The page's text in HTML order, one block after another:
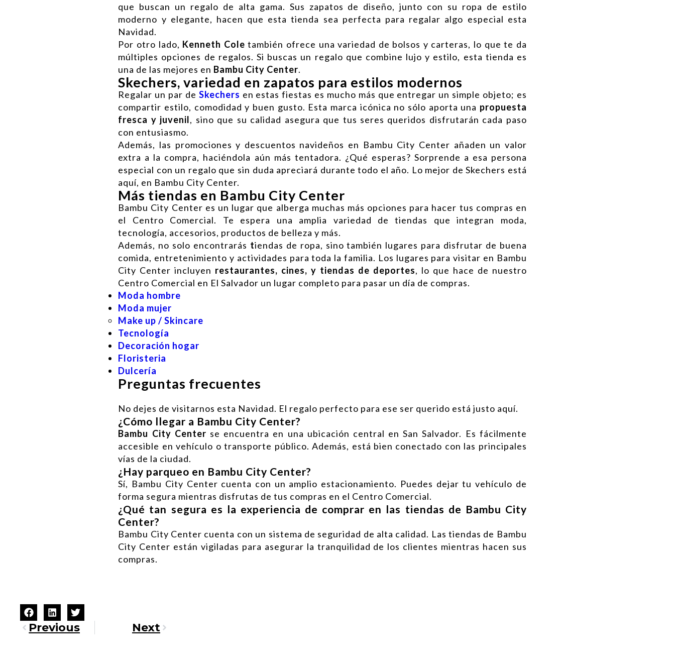
que buscan un regalo de alta gama. Sus zapatos de diseño, junto con su ropa de estilo
moderno y elegante, hacen que esta tienda sea perfecta para regalar algo especial esta
Navidad.
Por otro lado, Kenneth Cole también ofrece una variedad de bolsos y carteras, lo que te da
múltiples opciones de regalos. Si buscas un regalo que combine lujo y estilo, esta tienda es
una de las mejores en Bambu City Center.
Skechers, variedad en zapatos para estilos modernos
Regalar un par de Skechers en estas fiestas es mucho más que entregar un simple objeto; es
compartir estilo, comodidad y buen gusto. Esta marca icónica no sólo aporta una propuesta
fresca y juvenil, sino que su calidad asegura que tus seres queridos disfrutarán cada paso
con entusiasmo.
Además, las promociones y descuentos navideños en Bambu City Center añaden un valor
extra a la compra, haciéndola aún más tentadora. ¿Qué esperas? Sorprende a esa persona
especial con un regalo que sin duda apreciará durante todo el año. Lo mejor de Skechers está
aquí, en Bambu City Center.
Más tiendas en Bambu City Center
Bambu City Center es un lugar que alberga muchas más opciones para hacer tus compras en
el Centro Comercial. Te espera una amplia variedad de tiendas
que integran moda,
tecnología, accesorios, productos de belleza y más.
Además, no solo encontrarás tiendas de ropa, sino también lugares para disfrutar de buena
comida, entretenimiento y actividades para toda la familia. Los lugares para visitar en Bambu
City Center incluyen restaurantes, cines, y tiendas de deportes, lo que hace de nuestro
Centro Comercial en El Salvador un lugar completo para pasar un día de compras.
Moda hombre
Moda mujer
Make up / Skincare
Tecnología
Decoración hogar
Floristeria
Dulcería
Preguntas frecuentes
No dejes de visitarnos esta Navidad. El regalo perfecto para ese ser querido está justo aquí.
¿Cómo llegar a Bambu City Center?
Bambu City Center se encuentra en una ubicación central en San Salvador. Es fácilmente
accesible en vehículo o transporte público. Además, está bien conectado con las principales
vías de la ciudad.
¿Hay parqueo en Bambu City Center?
Sí, Bambu City Center cuenta con un amplio estacionamiento. Puedes dejar tu vehículo de
forma segura mientras disfrutas de tus compras en el Centro Comercial.
¿Qué tan segura es la experiencia de comprar en las tiendas de Bambu City
Center?
Bambu City Center cuenta con un sistema de seguridad de alta calidad. Las tiendas de Bambu
City Center están vigiladas para asegurar la tranquilidad de los clientes mientras hacen sus
compras.
Previous Next